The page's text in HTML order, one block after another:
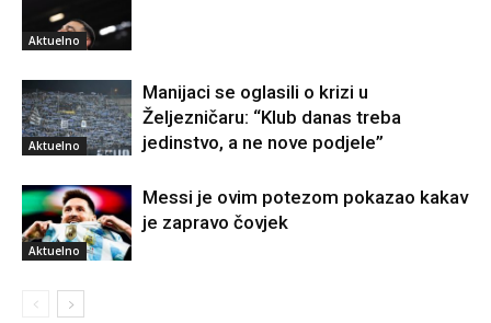
Aktuelno
Aktuelno
Manijaci se oglasili o krizi u
Željezničaru: “Klub danas treba
jedinstvo, a ne nove podjele”
Aktuelno
Messi je ovim potezom pokazao kakav
je zapravo čovjek